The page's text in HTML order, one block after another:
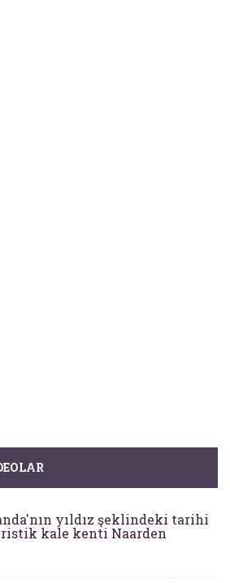
yıldız şeklindeki tarihi
kale kenti Naarden